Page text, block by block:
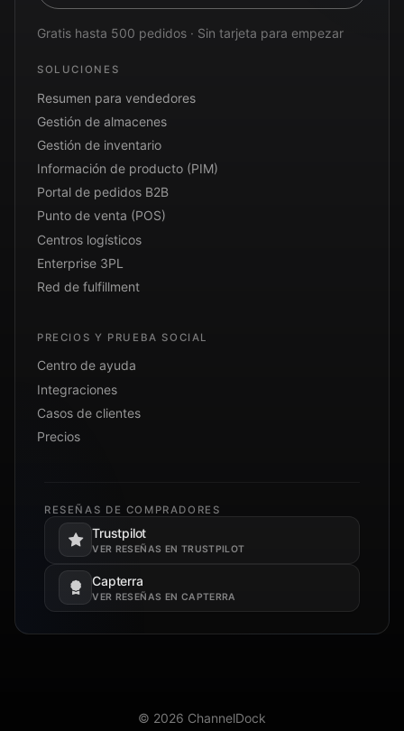
Gratis hasta 500 pedidos · Sin tarjeta para empezar
SOLUCIONES
Resumen para vendedores
Gestión de almacenes
Gestión de inventario
Información de producto (PIM)
Portal de pedidos B2B
Punto de venta (POS)
Centros logísticos
Enterprise 3PL
Red de fulfillment
PRECIOS Y PRUEBA SOCIAL
Centro de ayuda
Integraciones
Casos de clientes
Precios
RESEÑAS DE COMPRADORES
Trustpilot
VER RESEÑAS EN TRUSTPILOT
Se abre en una pestaña nueva.
Capterra
VER RESEÑAS EN CAPTERRA
Se abre en una pestaña nueva.
© 2026 ChannelDock